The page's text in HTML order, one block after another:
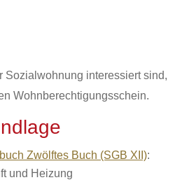
Sozialwohnung interessiert sind,
Wohnberechtigungsschein.
Zwölftes Buch (SGB XII):
und Heizung